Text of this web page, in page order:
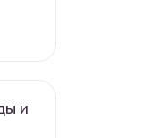
и